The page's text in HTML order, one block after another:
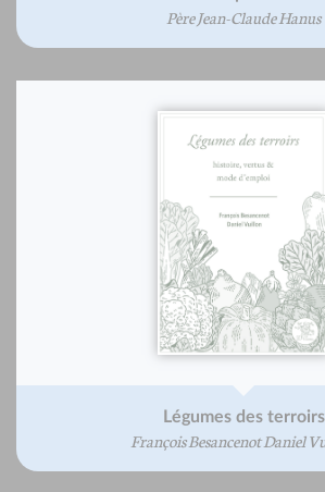
Père Jean-Claude Hanus
Légumes des terroirs
François Besancenot Daniel